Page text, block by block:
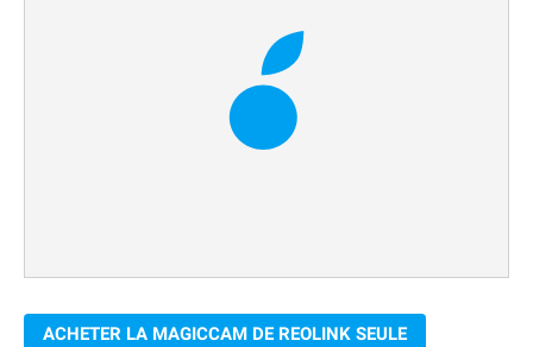
ACHETER LA MAGICCAM DE REOLINK SEULE